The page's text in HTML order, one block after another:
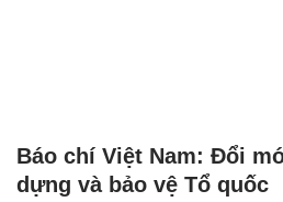
Báo chí Việt Nam: Đổi
dựng và bảo vệ Tổ quốc